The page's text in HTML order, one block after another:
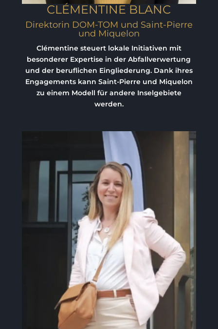
CLÉMENTINE BLANC
Direktorin DOM-TOM und Saint-Pierre
und Miquelon
Clémentine steuert lokale Initiativen mit
besonderer Expertise in der Abfallverwertung
und der beruflichen Eingliederung. Dank ihres
Engagements kann Saint-Pierre und Miquelon
zu einem Modell für andere Inselgebiete
werden.